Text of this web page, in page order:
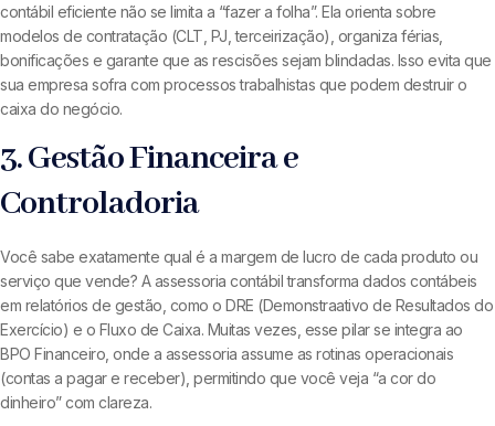
contábil eficiente não se limita a “fazer a folha”. Ela orienta sobre
modelos de contratação (CLT, PJ, terceirização), organiza férias,
bonificações e garante que as rescisões sejam blindadas. Isso evita que
sua empresa sofra com processos trabalhistas que podem destruir o
caixa do negócio.
3. Gestão Financeira e
Controladoria
Você sabe exatamente qual é a margem de lucro de cada produto ou
serviço que vende? A assessoria contábil transforma dados contábeis
em relatórios de gestão, como o DRE (Demonstraativo de Resultados do
Exercício) e o Fluxo de Caixa. Muitas vezes, esse pilar se integra ao
BPO Financeiro, onde a assessoria assume as rotinas operacionais
(contas a pagar e receber), permitindo que você veja “a cor do
dinheiro” com clareza.